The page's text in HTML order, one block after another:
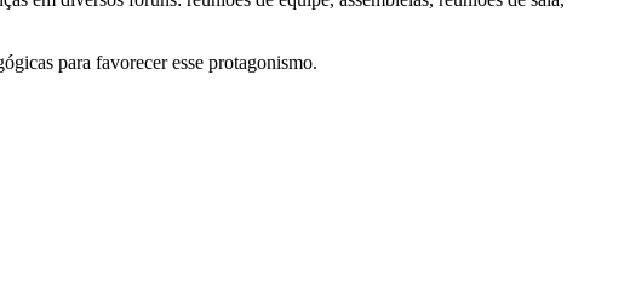
para favorecer esse protagonismo.